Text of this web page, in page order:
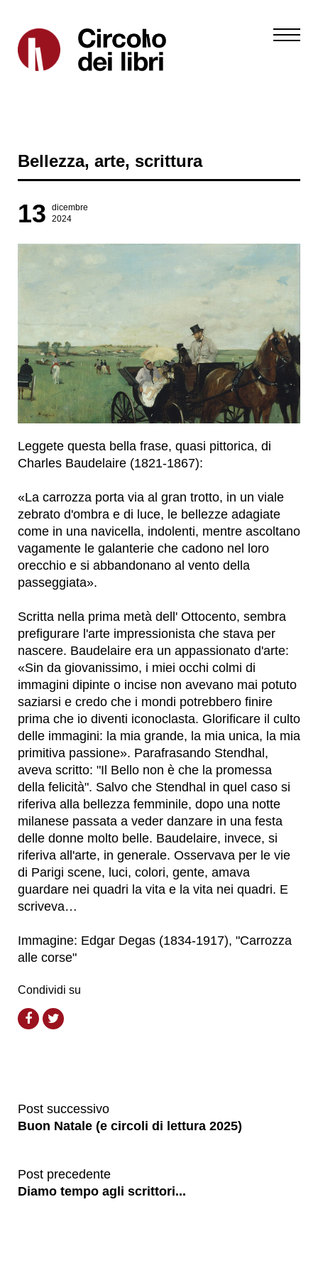
Bellezza, arte, scrittura
13
dicembre
2024
Leggete questa bella frase, quasi pittorica, di
Charles Baudelaire (1821-1867):
«La carrozza porta via al gran trotto, in un viale
zebrato d'ombra e di luce, le bellezze adagiate
come in una navicella, indolenti, mentre ascoltano
vagamente le galanterie che cadono nel loro
orecchio e si abbandonano al vento della
passeggiata».
Scritta nella prima metà dell' Ottocento, sembra
prefigurare l'arte impressionista che stava per
nascere. Baudelaire era un appassionato d'arte:
«Sin da giovanissimo, i miei occhi colmi di
immagini dipinte o incise non avevano mai potuto
saziarsi e credo che i mondi potrebbero finire
prima che io diventi iconoclasta. Glorificare il culto
delle immagini: la mia grande, la mia unica, la mia
primitiva passione». Parafrasando Stendhal,
aveva scritto: "Il Bello non è che la promessa
della felicità". Salvo che Stendhal in quel caso si
riferiva alla bellezza femminile, dopo una notte
milanese passata a veder danzare in una festa
delle donne molto belle. Baudelaire, invece, si
riferiva all'arte, in generale. Osservava per le vie
di Parigi scene, luci, colori, gente, amava
guardare nei quadri la vita e la vita nei quadri. E
scriveva…
Immagine: Edgar Degas (1834-1917), "Carrozza
alle corse"
Condividi su
Post successivo
Buon Natale (e circoli di lettura 2025)
Post precedente
Diamo tempo agli scrittori...